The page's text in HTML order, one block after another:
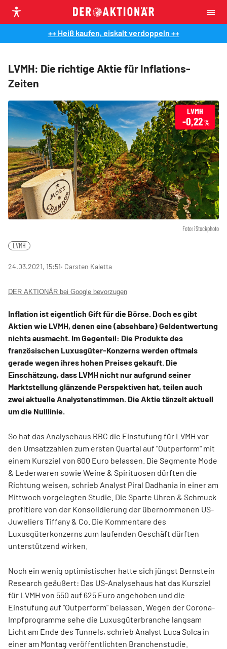
++ Heiß kaufen, eiskalt verdoppeln ++
LVMH: Die richtige Aktie für Inflations-
Zeiten
Foto: iStockphoto
LVMH
-0,22%
LVMH
24.03.2021, 15:51‧ Carsten Kaletta
DER AKTIONÄR bei Google bevorzugen
Inflation ist eigentlich Gift für die Börse. Doch es gibt
Aktien wie LVMH, denen eine (absehbare) Geldentwertung
nichts ausmacht. Im Gegenteil: Die Produkte des
französischen Luxusgüter-Konzerns werden oftmals
gerade wegen ihres hohen Preises gekauft. Die
Einschätzung, dass LVMH nicht nur aufgrund seiner
Marktstellung glänzende Perspektiven hat, teilen auch
zwei aktuelle Analystenstimmen. Die Aktie tänzelt aktuell
um die Nulllinie.
So hat das Analysehaus RBC die Einstufung für LVMH vor
den Umsatzzahlen zum ersten Quartal auf "Outperform" mit
einem Kursziel von 600 Euro belassen. Die Segmente Mode
& Lederwaren sowie Weine & Spirituosen dürften die
Richtung weisen, schrieb Analyst Piral Dadhania in einer am
Mittwoch vorgelegten Studie. Die Sparte Uhren & Schmuck
profitiere von der Konsolidierung der übernommenen US-
Juweliers Tiffany & Co. Die Kommentare des
Luxusgüterkonzerns zum laufenden Geschäft dürften
unterstützend wirken.
Noch ein wenig optimistischer hatte sich jüngst Bernstein
Research geäußert: Das US-Analysehaus hat das Kursziel
für LVMH von 550 auf 625 Euro angehoben und die
Einstufung auf "Outperform" belassen. Wegen der Corona-
Impfprogramme sehe die Luxusgüterbranche langsam
Licht am Ende des Tunnels, schrieb Analyst Luca Solca in
einer am Montag veröffentlichten Branchenstudie.